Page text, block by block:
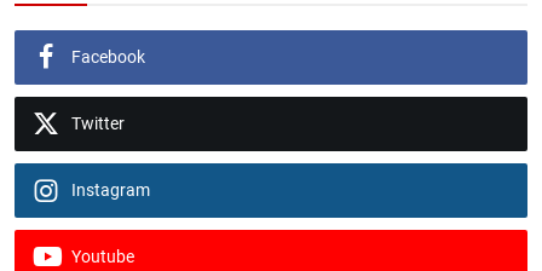
Facebook
Twitter
Instagram
Youtube